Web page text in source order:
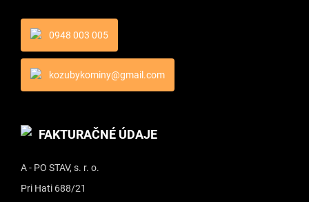
0948 003 005
kozubykominy@gmail.com
FAKTURAČNÉ ÚDAJE
A - PO STAV, s. r. o.
Pri Hati 688/21